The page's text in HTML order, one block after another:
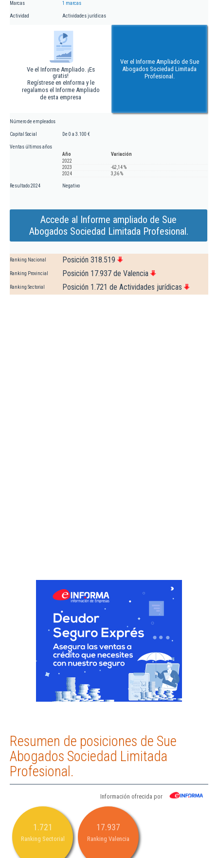
Marcas 1 marcas
Actividad Actividades jurídicas
Ve el Informe Ampliado. ¡Es
gratis!
Regístrese en eInforma y le
regalamos el Informe Ampliado
de esta empresa
Ver el Informe Ampliado de Sue
Abogados Sociedad Limitada
Profesional.
Número de empleados
Capital Social De 0 a 3.100 €
Ventas últimos años
Año
Variación
2022
2023
-62,14 %
2024
3,36 %
Resultado 2024 Negativo
Accede al Informe ampliado de Sue
Abogados Sociedad Limitada Profesional.
Ranking Nacional Posición 318.519
Ranking Provincial Posición 17.937 de Valencia
Ranking Sectorial Posición 1.721 de Actividades jurídicas
Resumen de posiciones de Sue
Abogados Sociedad Limitada
Profesional.
Información ofrecida por
1.721
Ranking Sectorial
17.937
Ranking Valencia